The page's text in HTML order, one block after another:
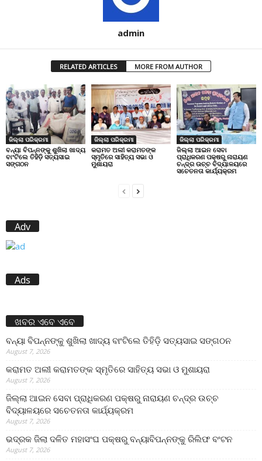
admin
RELATED ARTICLES MORE FROM AUTHOR
ଜିଲ୍ଲା ପରିକ୍ରମା
ବନ୍ୟା ବିପନ୍ନଙ୍କୁ ଶୁଖିଲା ଖାଦ୍ୟ
ବାଂଟିଲେ ତିହିଡି଼ ସତ୍ୟସାଇ
ସଙ୍ଗଠନ
ଜିଲ୍ଲା ପରିକ୍ରମା
କରାମତ ଅଲୀ କରାମତଙ୍କ
ସ୍ମୃତିରେ ସାହିତ୍ୟ ସଭା ଓ
ମୁଶାୟରା
ଜିଲ୍ଲା ପରିକ୍ରମା
ଜିଲ୍ଲା ଆଇନ ସେବା
ପ୍ରାଧିକରଣ ପକ୍ଷରୁ ନାରାୟଣ
ଚନ୍ଦ୍ର ଉଚ୍ଚ ବିଦ୍ୟାଳୟରେ
ସଚେତନତା କାର୍ଯ୍ୟକ୍ରମ
Adv
Ads
ଖବର ଏବେ ଏବେ
ବନ୍ୟା ବିପନ୍ନଙ୍କୁ ଶୁଖିଲା ଖାଦ୍ୟ ବାଂଟିଲେ ତିହିଡି଼ ସତ୍ୟସାଇ ସଙ୍ଗଠନ
August 7, 2026
କରାମତ ଅଲୀ କରାମତଙ୍କ ସ୍ମୃତିରେ ସାହିତ୍ୟ ସଭା ଓ ମୁଶାୟରା
August 7, 2026
ଜିଲ୍ଲା ଆଇନ ସେବା ପ୍ରାଧିକରଣ ପକ୍ଷରୁ ନାରାୟଣ ଚନ୍ଦ୍ର ଉଚ୍ଚ
ବିଦ୍ୟାଳୟରେ ସଚେତନତା କାର୍ଯ୍ୟକ୍ରମ
August 7, 2026
ଭଦ୍ରକ ଜିଲା ଦଳିତ ମହାସଂଘ ପକ୍ଷରୁ ବନ୍ୟାବିପନ୍ନଙ୍କୁ ରିଲିଫ ବଂଟନ
August 7, 2026